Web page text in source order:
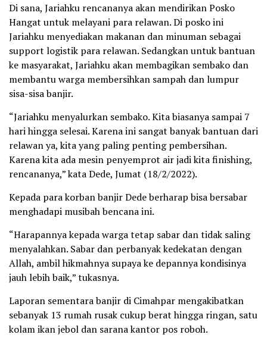
Di sana, Jariahku rencananya akan mendirikan Posko
Hangat untuk melayani para relawan. Di posko ini
Jariahku menyediakan makanan dan minuman sebagai
support logistik para relawan. Sedangkan untuk bantuan
ke masyarakat, Jariahku akan membagikan sembako dan
membantu warga membersihkan sampah dan lumpur
sisa-sisa banjir.
“Jariahku menyalurkan sembako. Kita biasanya sampai 7
hari hingga selesai. Karena ini sangat banyak bantuan dari
relawan ya, kita yang paling penting pembersihan.
Karena kita ada mesin penyemprot air jadi kita finishing,
rencananya,” kata Dede, Jumat (18/2/2022).
Kepada para korban banjir Dede berharap bisa bersabar
menghadapi musibah bencana ini.
“Harapannya kepada warga tetap sabar dan tidak saling
menyalahkan. Sabar dan perbanyak kedekatan dengan
Allah, ambil hikmahnya supaya ke depannya kondisinya
jauh lebih baik,” tukasnya.
Laporan sementara banjir di Cimahpar mengakibatkan
sebanyak 13 rumah rusak cukup berat hingga ringan, satu
kolam ikan jebol dan sarana kantor pos roboh.